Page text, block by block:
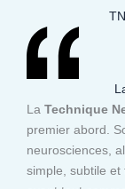
La Technique
premier abord.
neurosciences,
simple, subtile et